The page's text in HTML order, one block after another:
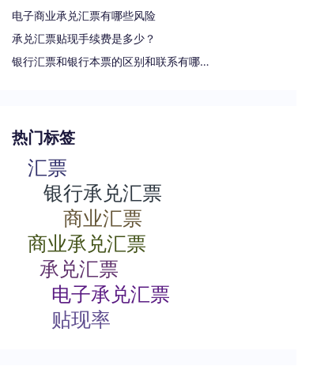
电子商业承兑汇票有哪些风险
承兑汇票贴现手续费是多少？
银行汇票和银行本票的区别和联系有哪些（一文读懂支票、本票和汇票的区别）
热门标签
汇票
银行承兑汇票
商业汇票
商业承兑汇票
承兑汇票
电子承兑汇票
贴现率